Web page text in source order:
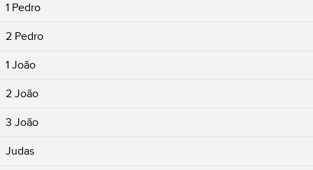
1 Pedro
2 Pedro
1 João
2 João
3 João
Judas